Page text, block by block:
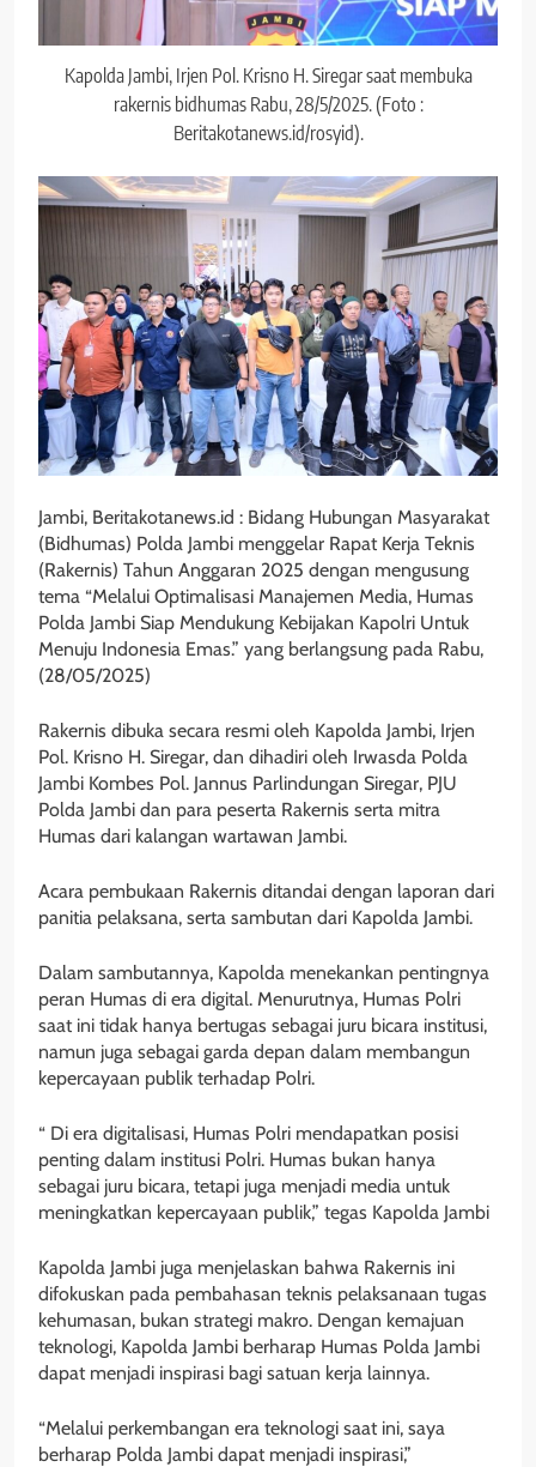
Kapolda Jambi, Irjen Pol. Krisno H. Siregar saat membuka
rakernis bidhumas Rabu, 28/5/2025. (Foto :
Beritakotanews.id/rosyid).
Jambi, Beritakotanews.id : Bidang Hubungan Masyarakat
(Bidhumas) Polda Jambi menggelar Rapat Kerja Teknis
(Rakernis) Tahun Anggaran 2025 dengan mengusung
tema “Melalui Optimalisasi Manajemen Media, Humas
Polda Jambi Siap Mendukung Kebijakan Kapolri Untuk
Menuju Indonesia Emas.” yang berlangsung pada Rabu,
(28/05/2025)
Rakernis dibuka secara resmi oleh Kapolda Jambi, Irjen
Pol. Krisno H. Siregar, dan dihadiri oleh Irwasda Polda
Jambi Kombes Pol. Jannus Parlindungan Siregar, PJU
Polda Jambi dan para peserta Rakernis serta mitra
Humas dari kalangan wartawan Jambi.
Acara pembukaan Rakernis ditandai dengan laporan dari
panitia pelaksana, serta sambutan dari Kapolda Jambi.
Dalam sambutannya, Kapolda menekankan pentingnya
peran Humas di era digital. Menurutnya, Humas Polri
saat ini tidak hanya bertugas sebagai juru bicara institusi,
namun juga sebagai garda depan dalam membangun
kepercayaan publik terhadap Polri.
“ Di era digitalisasi, Humas Polri mendapatkan posisi
penting dalam institusi Polri. Humas bukan hanya
sebagai juru bicara, tetapi juga menjadi media untuk
meningkatkan kepercayaan publik,” tegas Kapolda Jambi
Kapolda Jambi juga menjelaskan bahwa Rakernis ini
difokuskan pada pembahasan teknis pelaksanaan tugas
kehumasan, bukan strategi makro. Dengan kemajuan
teknologi, Kapolda Jambi berharap Humas Polda Jambi
dapat menjadi inspirasi bagi satuan kerja lainnya.
“Melalui perkembangan era teknologi saat ini, saya
berharap Polda Jambi dapat menjadi inspirasi,”